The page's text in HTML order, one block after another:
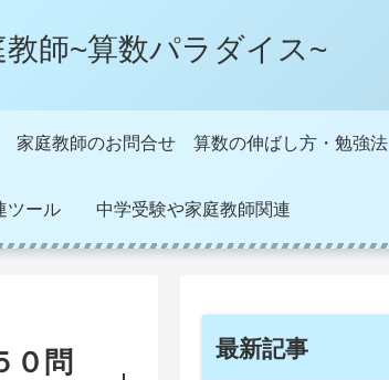
師~算数パラダイス~
家庭教師のお問合せ 算数の伸ばし方・勉強法
ツール 中学受験や家庭教師関連
０問 最新記事